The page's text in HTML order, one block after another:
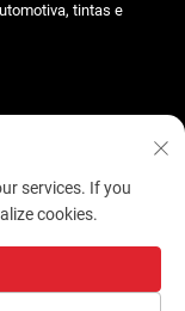
tintas e
Co., Ltd. Todos os
services. If you
cookies.